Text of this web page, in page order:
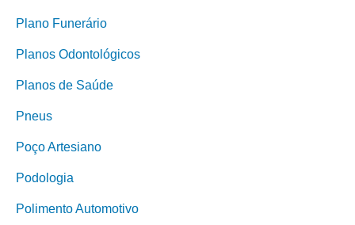
Plano Funerário
Planos Odontológicos
Planos de Saúde
Pneus
Poço Artesiano
Podologia
Polimento Automotivo